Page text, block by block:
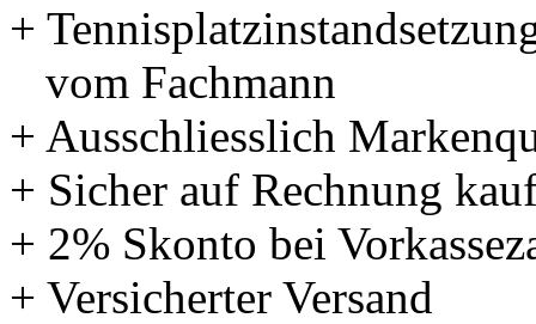
+
vom Fachmann
+ Ausschliesslich
+ Sicher auf Rechnung
+ 2% Skonto bei
+ Versicherter Versand